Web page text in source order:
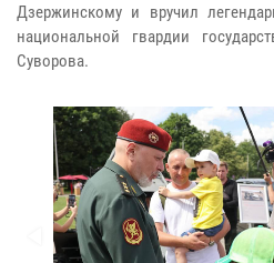
Дзержинскому и вручил
национальной гвардии
Суворова.